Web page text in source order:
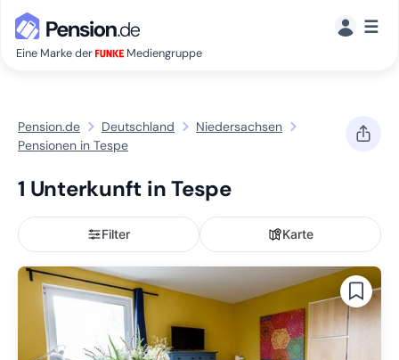
Eine Marke der Mediengruppe
☰
Pension.de Deutschland
Niedersachsen
Pensionen in Tespe
1 Unterkunft in Tespe
Filter Karte